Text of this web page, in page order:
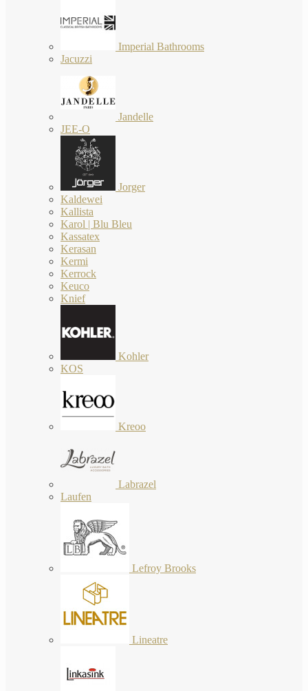
Imperial Bathrooms
Jacuzzi
Jandelle
JEE-O
Jorger
Kaldewei
Kallista
Karol | Blu Bleu
Kassatex
Kerasan
Kermi
Kerrock
Keuco
Knief
Kohler
KOS
Kreoo
Labrazel
Laufen
Lefroy Brooks
Lineatre